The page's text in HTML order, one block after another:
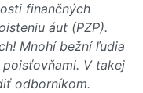
finančných
áut (PZP).
Mnohí bežní ľudia
V takej
odborníkom.